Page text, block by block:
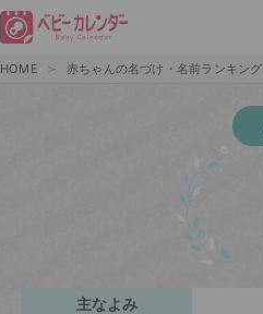
HOME 赤ちゃんの名づけ・名前ランキング
主なよみ